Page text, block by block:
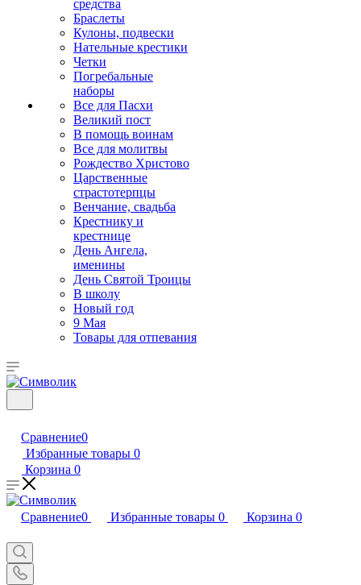
средства
Браслеты
Кулоны, подвески
Нательные крестики
Четки
Погребальные
наборы
Все для Пасхи
Великий пост
В помощь воинам
Все для молитвы
Рождество Христово
Царственные
страстотерпцы
Венчание, свадьба
Крестнику и
крестнице
День Ангела,
именины
День Святой Троицы
В школу
Новый год
9 Мая
Товары для отпевания
Сравнение0
Избранные товары 0
Корзина 0
Сравнение0 Избранные товары 0 Корзина 0